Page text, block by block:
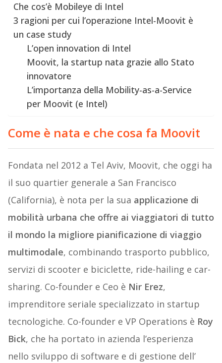
Che cos’è Mobileye di Intel
3 ragioni per cui l’operazione Intel-Moovit è
un case study
L’open innovation di Intel
Moovit, la startup nata grazie allo Stato
innovatore
L’importanza della Mobility-as-a-Service
per Moovit (e Intel)
Come è nata e che cosa fa Moovit
Fondata nel 2012 a Tel Aviv, Moovit, che oggi ha
il suo quartier generale a San Francisco
(California), è nota per la sua applicazione di
mobilità urbana che offre ai viaggiatori di tutto
il mondo la migliore pianificazione di viaggio
multimodale, combinando trasporto pubblico,
servizi di scooter e biciclette, ride-hailing e car-
sharing. Co-founder e Ceo è Nir Erez,
imprenditore seriale specializzato in startup
tecnologiche. Co-founder e VP Operations è Roy
Bick, che ha portato in azienda l’esperienza
nello sviluppo di software e di gestione dell’